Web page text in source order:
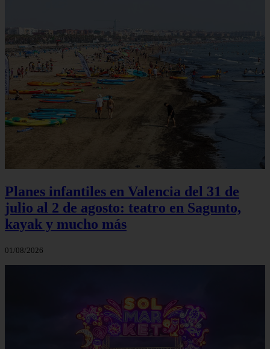
Planes infantiles en Valencia del 31 de
julio al 2 de agosto: teatro en Sagunto,
kayak y mucho más
01/08/2026